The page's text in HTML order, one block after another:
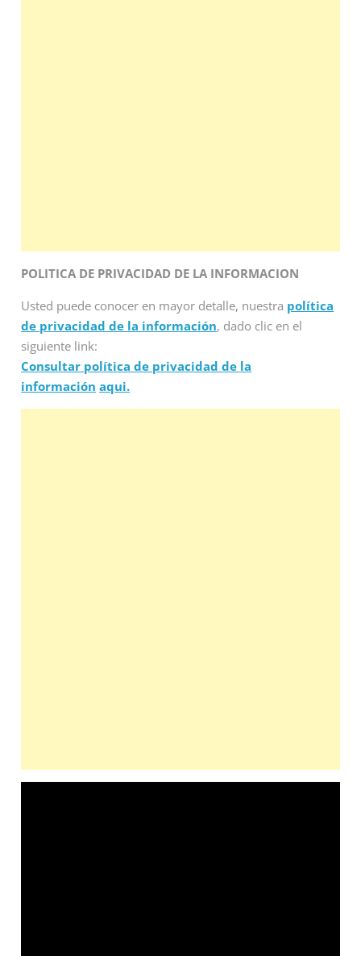
POLITICA DE PRIVACIDAD DE LA INFORMACION
Usted puede conocer en mayor detalle, nuestra política
de privacidad de la información, dado clic en el
siguiente link:
Consultar política de privacidad de la
información aqui.